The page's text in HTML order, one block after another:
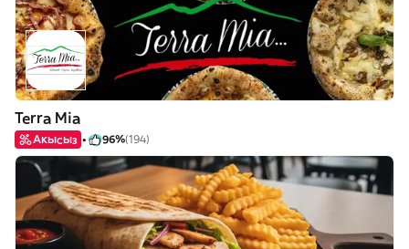
Terra Mia
Акысыз 96%(194)